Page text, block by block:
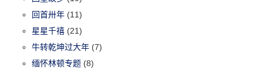
回首卅年 (11)
星星千禧 (21)
牛转乾坤过大年 (7)
缅怀林顿专题 (8)